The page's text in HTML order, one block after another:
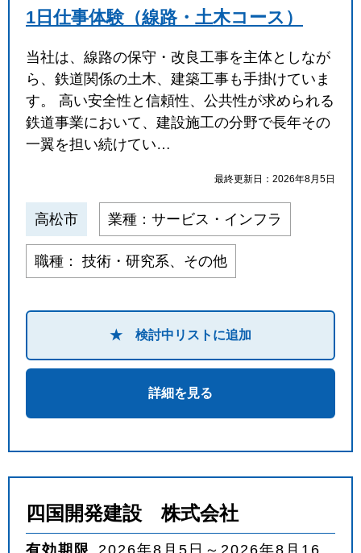
1日仕事体験（線路・土木コース）
当社は、線路の保守・改良工事を主体としなが
ら、鉄道関係の土木、建築工事も手掛けていま
す。 高い安全性と信頼性、公共性が求められる
鉄道事業において、建設施工の分野で長年その
一翼を担い続けてい…
最終更新日：2026年8月5日
高松市 業種：サービス・インフラ
職種： 技術・研究系、その他
★ 検討中リストに追加
詳細を見る
四国開発建設 株式会社
有効期限 2026年8月5日～2026年8月16